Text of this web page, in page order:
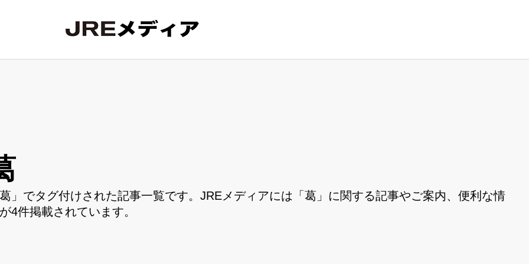
」でタグ付けされた記事一覧です。JREメディアには「葛」に関する記事やご案内、便利な情
4件掲載されています。